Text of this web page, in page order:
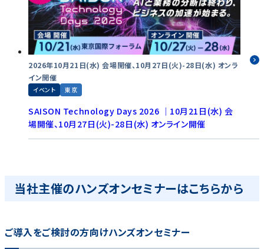
2026年10月21日(水) 会場開催、10月27日(火)-28日(水) オンラ
イン開催
イベント 東京
SAISON Technology Days 2026 │10月21日(水) 会
場開催、10月27日(火)-28日(水) オンライン開催
当社主催のハンズオンセミナーはこちらから
ご導入をご検討の方向けハンズオンセミナー